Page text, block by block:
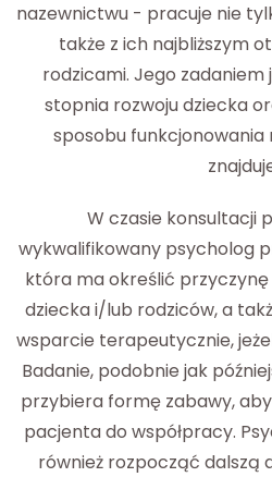
nazewnictwu - pracuje nie
także z ich najbliższym
rodzicami. Jego
stopnia rozwoju dziecka
sposobu funkcjonowania
W czasie konsultacji
wykwalifikowany psycholog
która ma określić przyczynę
dziecka i/lub rodziców, a
wsparcie terapeutycznie,
Badanie, podobnie jak
przybiera formę zabawy,
pacjenta do współpracy.
również rozpocząć dalszą